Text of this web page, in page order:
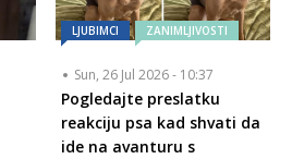
LJUBIMCI ZANIMLJIVOSTI
Sun, 26 Jul 2026 - 10:37
Pogledajte preslatku
reakciju psa kad shvati da
ide na avanturu s